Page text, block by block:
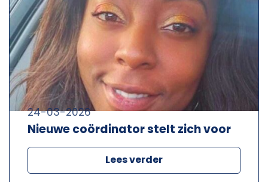
Nieuwe coördinator stelt zich voor
24-03-2026
Lees verder